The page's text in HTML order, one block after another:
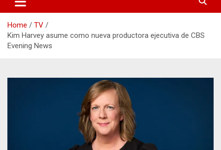
Home
TV
Kim Harvey asume como nueva productora ejecutiva de CBS
Evening News